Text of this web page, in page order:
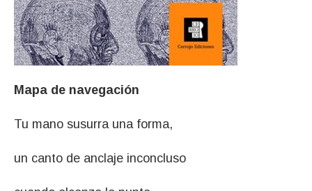
Mapa de navegación
Tu mano susurra una forma,
un canto de anclaje inconcluso